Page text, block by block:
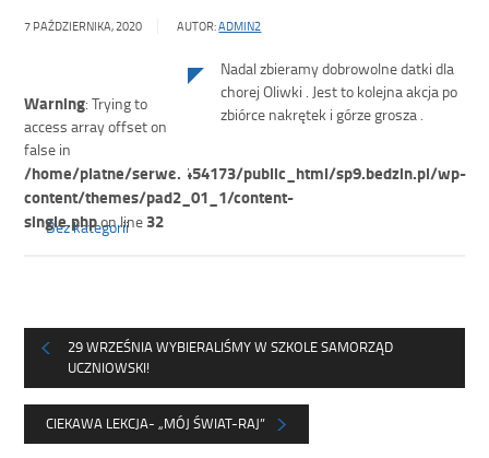
7 PAŹDZIERNIKA, 2020 AUTOR:ADMIN2
Warning: Trying to
access array offset on
false in
/home/platne/serwer454173/public_html/sp9.bedzin.pl/wp-
content/themes/pad2_01_1/content-
single.phpon line 32
Nadal zbieramy dobrowolne datki dla
chorej Oliwki . Jest to kolejna akcja po
zbiórce nakrętek i górze grosza .
Bez kategorii
29 WRZEŚNIA WYBIERALIŚMY W SZKOLE SAMORZĄD
UCZNIOWSKI!
CIEKAWA LEKCJA- „MÓJ ŚWIAT-RAJ”